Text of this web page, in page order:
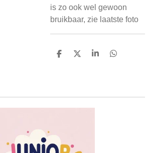
is zo ook wel gewoon
bruikbaar, zie laatste foto
D
D
S
D